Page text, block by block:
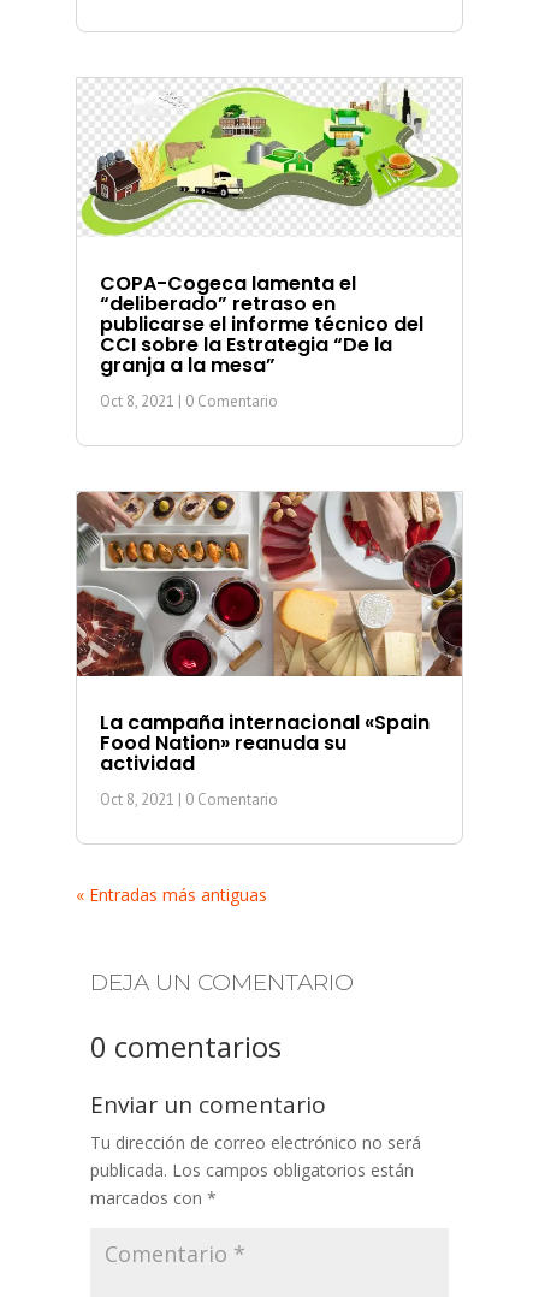
COPA-Cogeca lamenta el
“deliberado” retraso en
publicarse el informe técnico del
CCI sobre la Estrategia “De la
granja a la mesa”
Oct 8, 2021 | 0 Comentario
La campaña internacional «Spain
Food Nation» reanuda su
actividad
Oct 8, 2021 | 0 Comentario
« Entradas más antiguas
DEJA UN COMENTARIO
0 comentarios
Enviar un comentario
Tu dirección de correo electrónico no será
publicada. Los campos obligatorios están
marcados con *